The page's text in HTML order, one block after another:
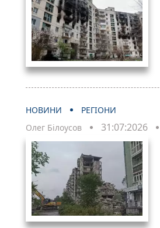
НОВИНИ
РЕГІОНИ
Олег Білоусов
31:07:2026